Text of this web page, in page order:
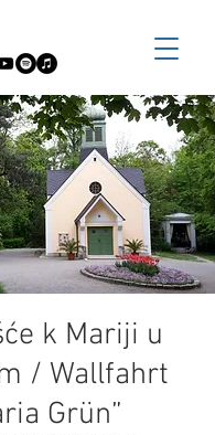
k Mariji u
/ Wallfahrt
Grün”